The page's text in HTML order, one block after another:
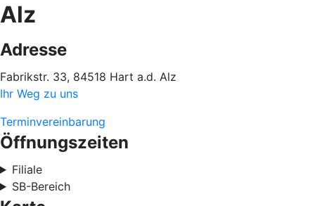
Alz
Adresse
Fabrikstr. 33, 84518 Hart a.d. Alz
Ihr Weg zu uns
Terminvereinbarung
Öffnungszeiten
Filiale
SB-Bereich